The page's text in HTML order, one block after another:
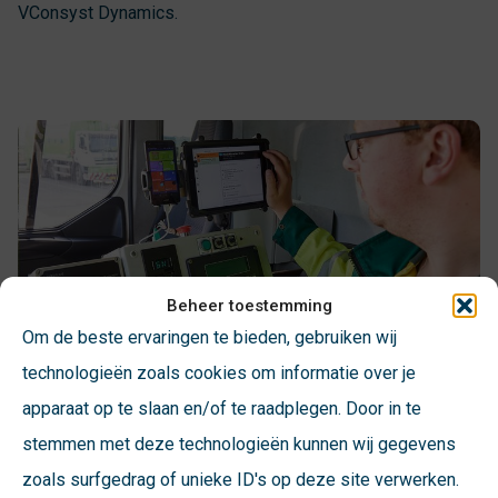
Beheer toestemming
Om de beste ervaringen te bieden, gebruiken wij
technologieën zoals cookies om informatie over je
apparaat op te slaan en/of te raadplegen. Door in te
stemmen met deze technologieën kunnen wij gegevens
zoals surfgedrag of unieke ID's op deze site verwerken.
VConsyst Dynamics.
Verbindung
Mit allen gängigen Softwarepaketen